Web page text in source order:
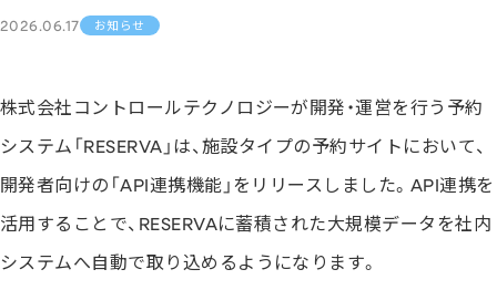
2026.06.17 お知らせ
株式会社コントロールテクノロジーが開発・運営を行う予約
システム「RESERVA」は、施設タイプの予約サイトにおいて、
開発者向けの「API連携機能」をリリースしました。API連携を
活用することで、RESERVAに蓄積された大規模データを社内
システムへ自動で取り込めるようになります。